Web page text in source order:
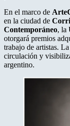
En el marco de
en la ciudad de
Contemporáneo, la
otorgará premios
trabajo de artistas.
circulación y
argentino.